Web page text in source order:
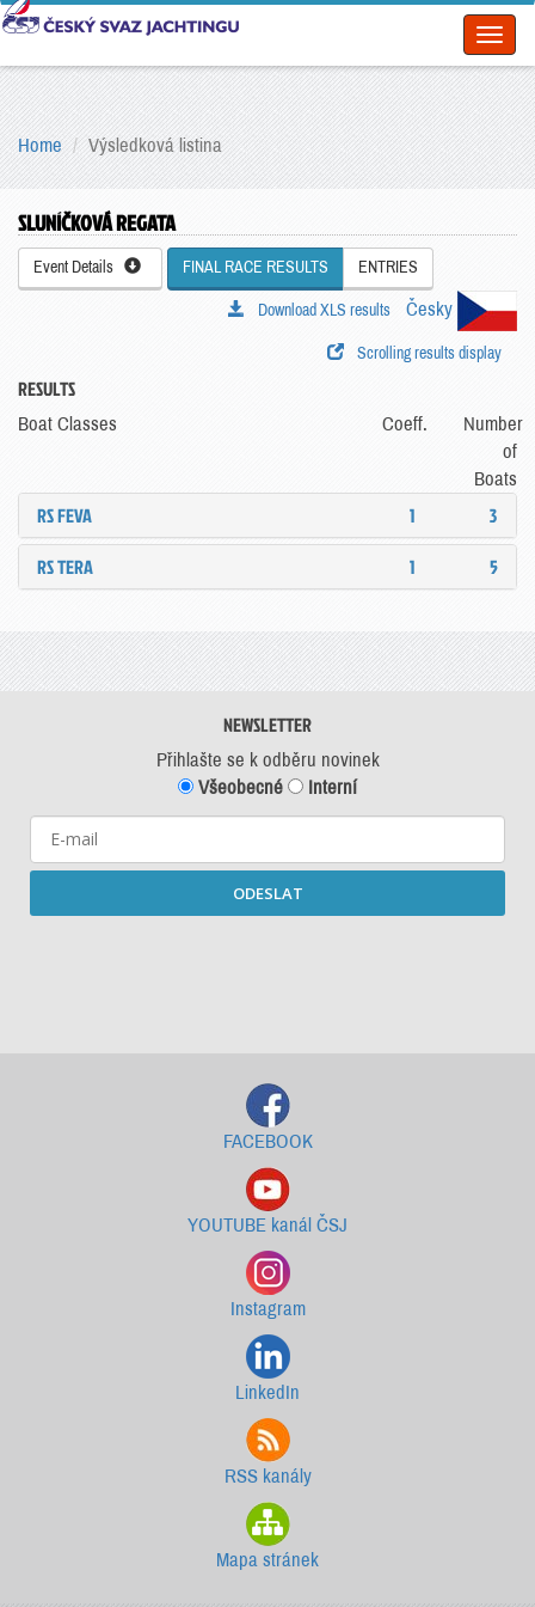
Home Výsledková listina
SLUNÍČKOVÁ REGATA
Event Details FINAL RACE RESULTS ENTRIES
Česky
Download XLS results
Scrolling results display
RESULTS
Boat Classes Coeff.
Number
of
Boats
RS FEVA 1
3
RS TERA
1 5
NEWSLETTER
Přihlašte se k odběru novinek
Všeobecné
Interní
ODESLAT
FACEBOOK
YOUTUBE kanál ČSJ
Instagram
LinkedIn
RSS kanály
Mapa stránek